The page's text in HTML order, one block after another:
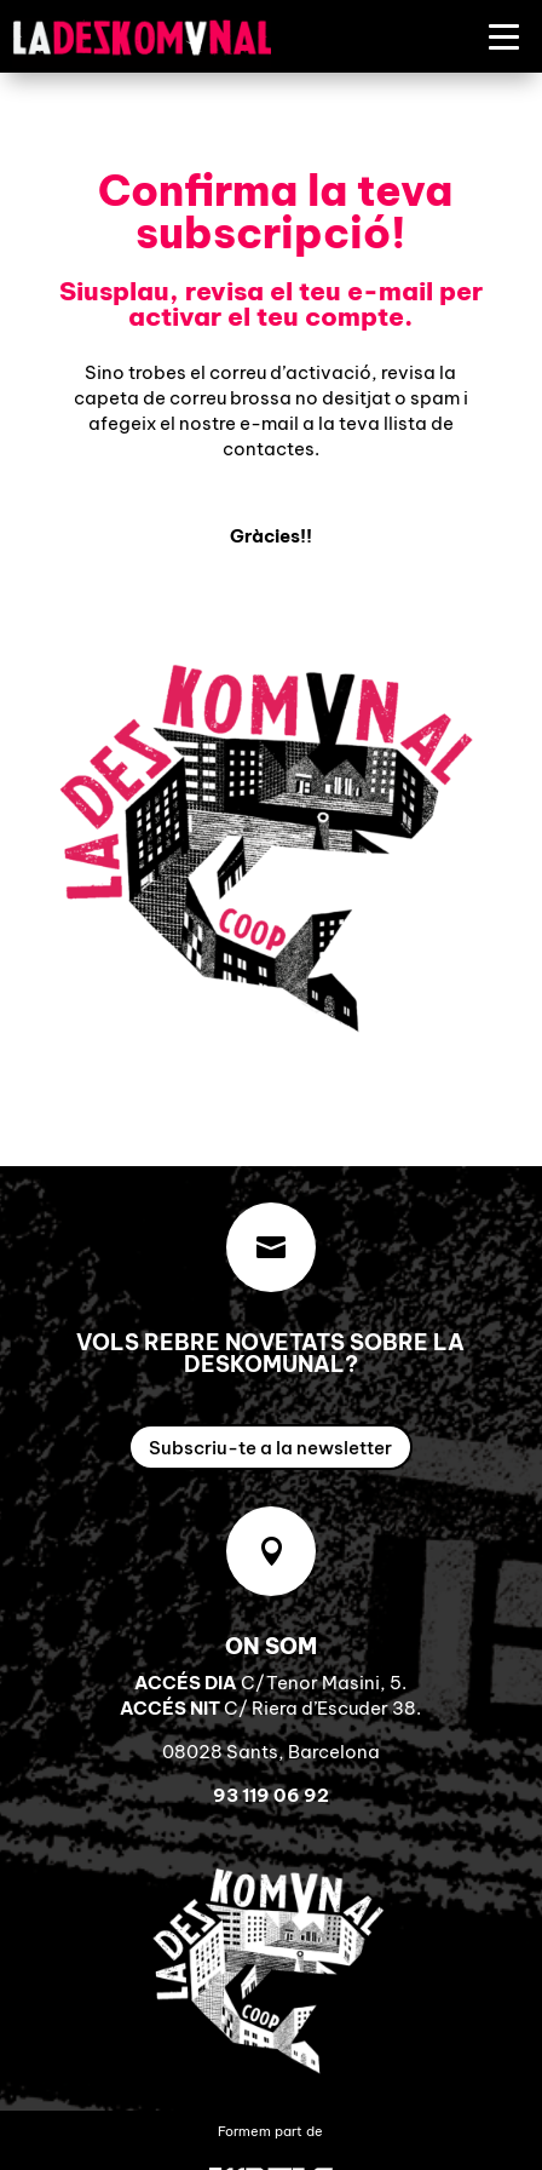
Confirma la teva
subscripció!
Siusplau, revisa el teu e-mail per
activar el teu compte.
Sino trobes el correu d’activació, revisa la
capeta de correu brossa no desitjat o spam i
afegeix el nostre e-mail a la teva llista de
contactes.
Gràcies!!

VOLS REBRE NOVETATS SOBRE LA
DESKOMUNAL?
Subscriu-te a la newsletter

ON SOM
ACCÉS DIAC/Tenor Masini, 5.
ACCÉS NITC/ Riera d’Escuder 38.
08028 Sants, Barcelona
93 119 06 92
Formem part de